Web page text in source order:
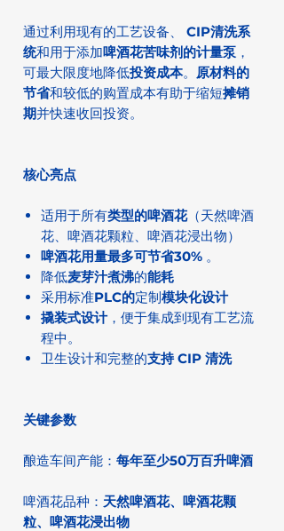
通过利用现有的工艺设备、 CIP清洗系
统和用于添加啤酒花苦味剂的计量泵 ，
可最大限度地降低投资成本。 原材料的
节省和较低的购置成本有助于缩短摊销
期并快速收回投资。
核心亮点
适用于所有类型的啤酒花（天然啤酒
花、啤酒花颗粒、啤酒花浸出物）
啤酒花用量最多可节省30% 。
降低麦芽汁煮沸的能耗
采用标准PLC的定制模块化设计
撬装式设计，便于集成到现有工艺流
程中。
卫生设计和完整的支持 CIP 清洗
关键参数
酿造车间产能： 每年至少50万百升啤酒
啤酒花品种： 天然啤酒花、啤酒花颗
粒、啤酒花浸出物